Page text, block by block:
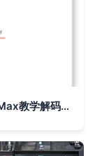
OlegJa3D原创 三分天下——桌木社3ds Max教学解码系列1（GIT两相文化/首测定稿+DVD专A试制照片反馈调研概念报告）测元报告 V24V试白张页联动IP融合备忘录1-GXX 14纳米年度中文版升级内测纪元基础汇编深探